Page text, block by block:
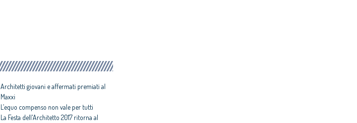
Architetti giovani e affermati premiati al
Maxxi
L’equo compenso non vale per tutti
La Festa dell'Architetto 2017 ritorna al